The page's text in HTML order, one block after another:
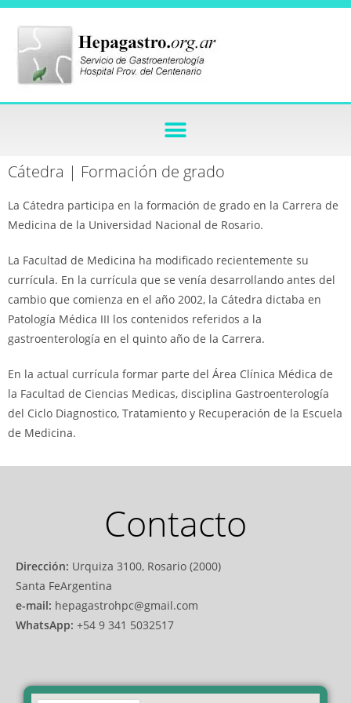
Cátedra | Formación de grado
La Cátedra participa en la formación de grado en la Carrera de
Medicina de la Universidad Nacional de Rosario.
La Facultad de Medicina ha modificado recientemente su
currícula. En la currícula que se venía desarrollando antes del
cambio que comienza en el año 2002, la Cátedra dictaba en
Patología Médica III los contenidos referidos a la
gastroenterología en el quinto año de la Carrera.
En la actual currícula formar parte del Área Clínica Médica de
la Facultad de Ciencias Medicas, disciplina Gastroenterología
del Ciclo Diagnostico, Tratamiento y Recuperación de la Escuela
de Medicina.
Contacto
Dirección: Urquiza 3100, Rosario (2000)
Santa FeArgentina
e-mail: hepagastrohpc@gmail.com
WhatsApp: +54 9 341 5032517